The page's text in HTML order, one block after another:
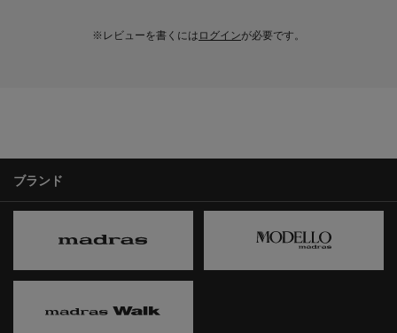
※レビューを書くには ログインが必要です。
ブランド